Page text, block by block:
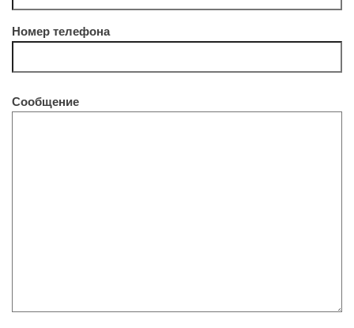
Номер телефона
Сообщение